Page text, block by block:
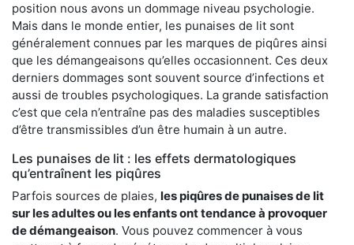
position nous avons un dommage niveau psychologie.
Mais dans le monde entier, les punaises de lit sont
généralement connues par les marques de piqûres ainsi
que les démangeaisons qu’elles occasionnent. Ces deux
derniers dommages sont souvent source d’infections et
aussi de troubles psychologiques. La grande satisfaction
c’est que cela n’entraîne pas des maladies susceptibles
d’être transmissibles d’un être humain à un autre.
Les punaises de lit : les effets dermatologiques
qu’entraînent les piqûres
Parfois sources de plaies, les piqûres de punaises de lit
sur les adultes ou les enfants ont tendance à provoquer
de démangeaison. Vous pouvez commencer à vous